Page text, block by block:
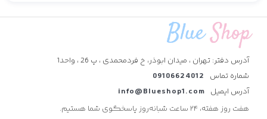
آدرس دفتر: تهران ، میدان ابوذر، خ فردمحمدی ، پ 26 ، واحد1
شماره تماس 09106624012
آدرس ایمیل info@Blueshop1.com
هفت روز هفته، ۲۴ ساعت شبانه‌روز پاسخگوی شما هستیم.